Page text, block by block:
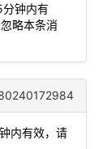
分钟内有
略本条消
内有效，请